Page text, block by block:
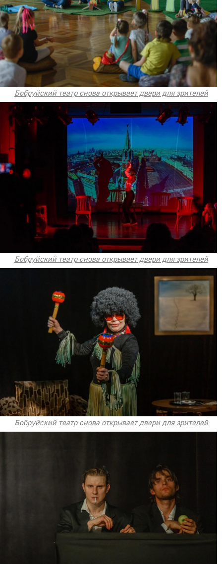
Бобруйский театр снова открывает двери для зрителей
Бобруйский театр снова открывает двери для зрителей
Бобруйский театр снова открывает двери для зрителей